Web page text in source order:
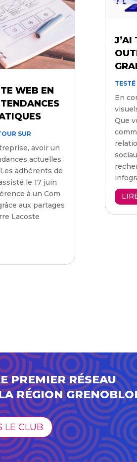
WEB EN
SUR
avoir un
actuelles
adhérents de
le 17 juin
à un Com
aux partages
Lacoste
J’AI
En
Que
PREMIER RÉSEAU
RÉGION
LE CLUB